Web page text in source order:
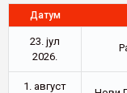
Датум
23. јул
2026.
1. август